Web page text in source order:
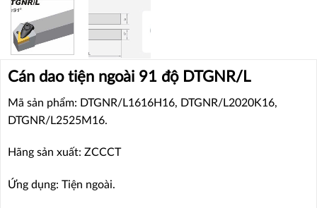
Cán dao tiện ngoài 91 độ DTGNR/L
Mã sản phẩm: DTGNR/L1616H16, DTGNR/L2020K16,
DTGNR/L2525M16.
Hãng sản xuất: ZCCCT
Ứng dụng: Tiện ngoài.